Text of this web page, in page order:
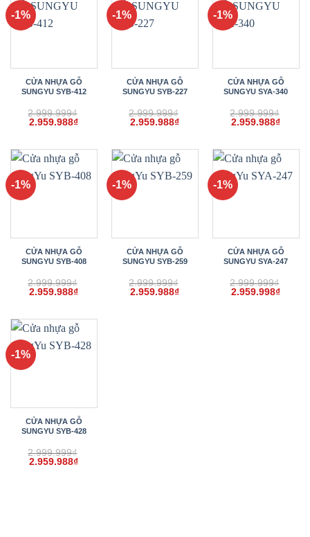
-1%
CỬA NHỰA GỖ
SUNGYU SYB-412
2.999.999₫
Giá
2.999.999₫.
2.959.988₫Giá
là:
2.959.988₫.
-1%
CỬA NHỰA GỖ
SUNGYU SYB-227
2.999.999₫
Giá
2.999.999₫.
2.959.988₫Giá
là:
2.959.988₫.
-1%
CỬA NHỰA GỖ
SUNGYU SYA-340
2.999.999₫
Giá
2.999.999₫.
2.959.988₫Giá
là:
-1%
CỬA NHỰA GỖ
SUNGYU SYB-408
2.999.999₫
Giá
2.999.999₫.
2.959.988₫Giá
là:
2.959.988₫.
-1%
CỬA NHỰA GỖ
SUNGYU SYB-259
2.999.999₫
Giá
2.959.988₫Giá
-1%
CỬA NHỰA GỖ
SUNGYU SYA-247
2.999.999₫
Giá
2.959.998₫Giá
-1%
CỬA NHỰA GỖ
SUNGYU SYB-428
2.999.999₫
Giá
2.959.988₫Giá